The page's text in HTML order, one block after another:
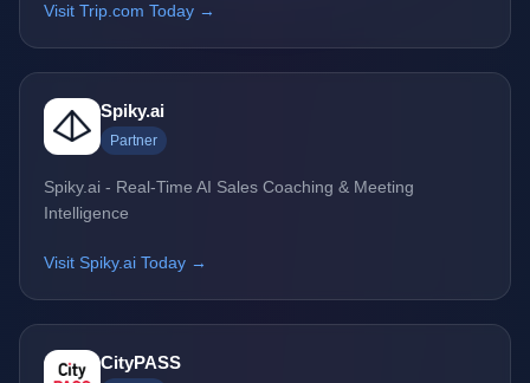
Visit Trip.com Today →
Spiky.ai
Partner
Spiky.ai - Real-Time AI Sales Coaching & Meeting
Intelligence
Visit Spiky.ai Today →
CityPASS